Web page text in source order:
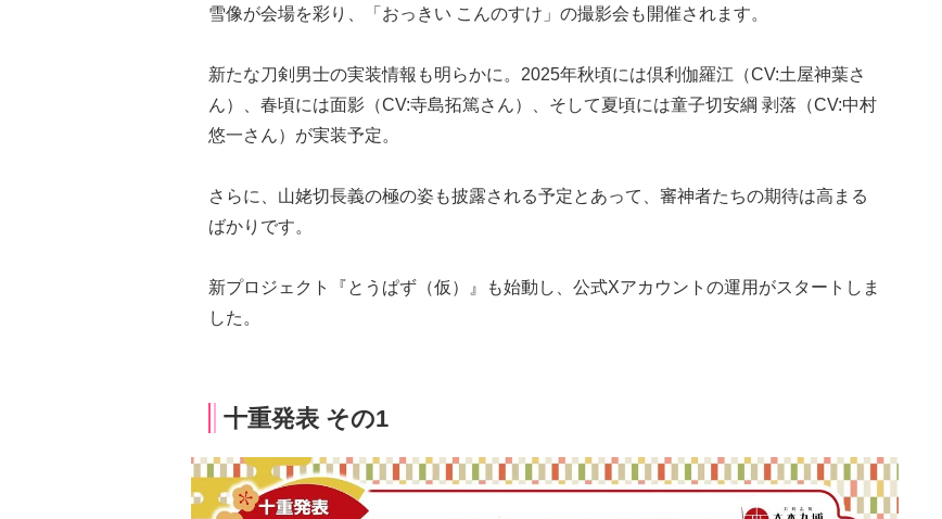
雪像が会場を彩り、「おっきい こんのすけ」の撮影会も開催されます。
新たな刀剣男士の実装情報も明らかに。2025年秋頃には倶利伽羅江（CV:土屋神葉さ
ん）、春頃には面影（CV:寺島拓篤さん）、そして夏頃には童子切安綱 剥落（CV:中村
悠一さん）が実装予定。
さらに、山姥切長義の極の姿も披露される予定とあって、審神者たちの期待は高まる
ばかりです。
新プロジェクト『とうぱず（仮）』も始動し、公式Xアカウントの運用がスタートしま
した。
十重発表 その1